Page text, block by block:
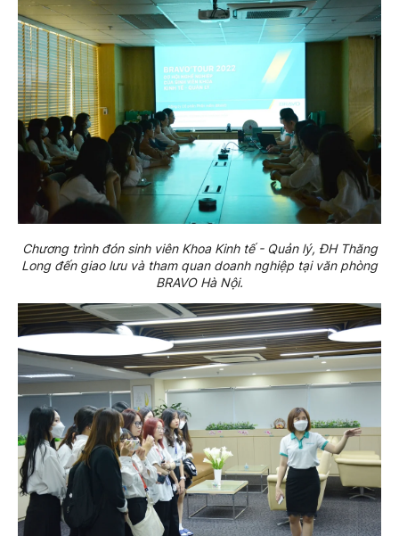
Chương trình đón sinh viên Khoa Kinh tế - Quản lý, ĐH Thăng
Long đến giao lưu và tham quan doanh nghiệp tại văn phòng
BRAVO Hà Nội.